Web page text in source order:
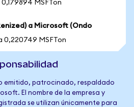
MSFTon
a Microsoft (Ondo
0,220749 MSFTon
emitido, patrocinado, respaldado
El nombre de la empresa y
se utilizan únicamente para